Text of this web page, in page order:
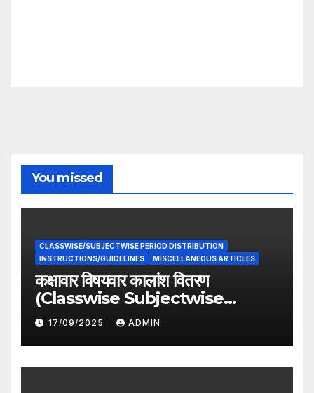
You missed
CLASSWISE/SUBJECTWISE PERIOD DISTRIBUTION
INSTRUCTIONS/GUIDELINES
MISCELLANEOUS ARTICLES
कक्षावार विषयवार कालांश वितरण
(Classwise Subjectwise
period distribution)
17/09/2025 ADMIN